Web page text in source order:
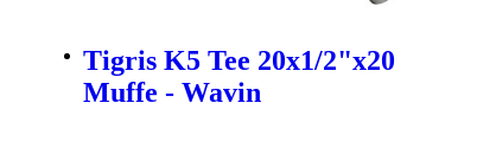
Tigris K5 Tee 20x1/2"x20
Muffe - Wavin